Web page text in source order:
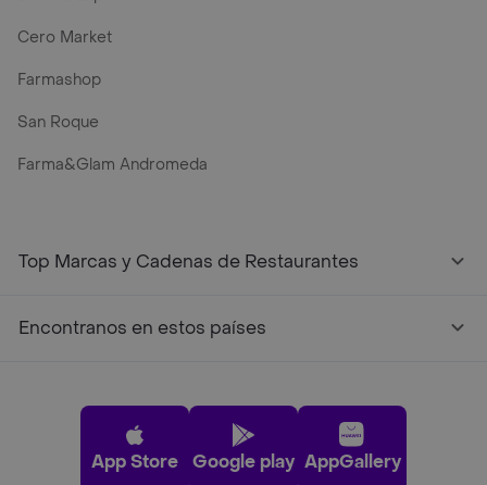
Cero Market
Farmashop
San Roque
Farma&Glam Andromeda
Top Marcas y Cadenas de Restaurantes
Encontranos en estos países
App Store Google play AppGallery